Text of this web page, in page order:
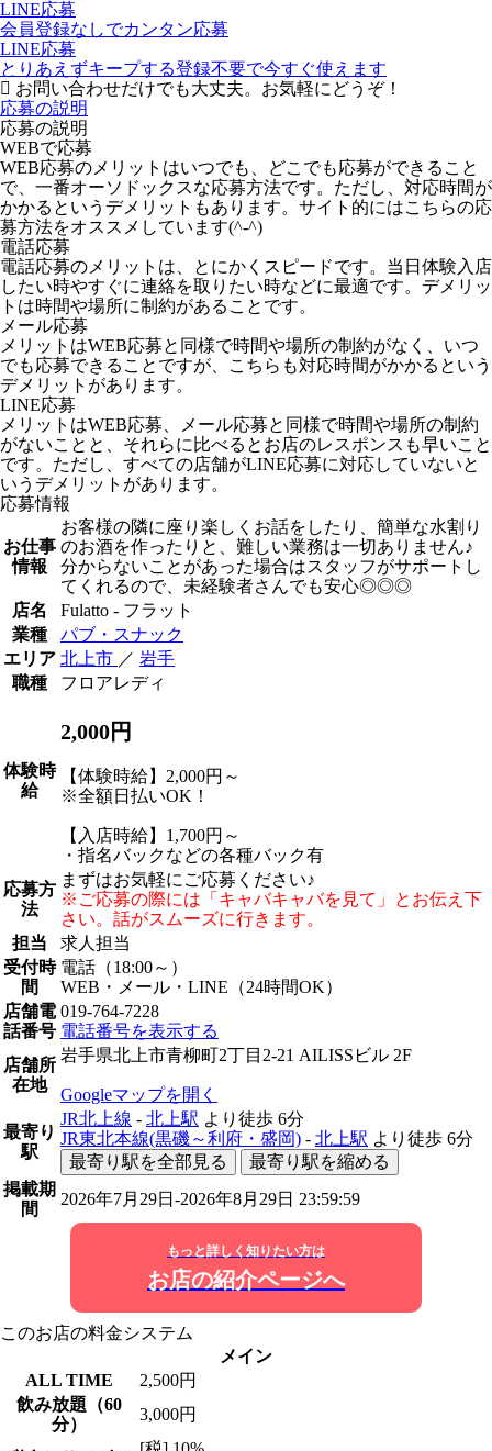
LINE応募
会員登録なしでカンタン応募
LINE応募
とりあえずキープする登録不要で今すぐ使えます
お問い合わせだけでも大丈夫。お気軽にどうぞ！
応募の説明
応募の説明
WEBで応募
WEB応募のメリットはいつでも、どこでも応募ができること
で、一番オーソドックスな応募方法です。ただし、対応時間が
かかるというデメリットもあります。サイト的にはこちらの応
募方法をオススメしています(^-^)
電話応募
電話応募のメリットは、とにかくスピードです。当日体験入店
したい時やすぐに連絡を取りたい時などに最適です。デメリッ
トは時間や場所に制約があることです。
メール応募
メリットはWEB応募と同様で時間や場所の制約がなく、いつ
でも応募できることですが、こちらも対応時間がかかるという
デメリットがあります。
LINE応募
メリットはWEB応募、メール応募と同様で時間や場所の制約
がないことと、それらに比べるとお店のレスポンスも早いこと
です。ただし、すべての店舗がLINE応募に対応していないと
いうデメリットがあります。
応募情報
お仕事
情報
お客様の隣に座り楽しくお話をしたり、簡単な水割り
のお酒を作ったりと、難しい業務は一切ありません♪
分からないことがあった場合はスタッフがサポートし
てくれるので、未経験者さんでも安心◎◎◎
店名
Fulatto - フラット
業種
パブ・スナック
エリア 北上市 ／ 岩手
職種
フロアレディ
体験時
給
2,000円
【体験時給】2,000円～
※全額日払いOK！
【入店時給】1,700円～
・指名バックなどの各種バック有
応募方
法
まずはお気軽にご応募ください♪
※ご応募の際には「キャバキャバを見て」とお伝え下
さい。話がスムーズに行きます。
担当
求人担当
受付時
間
電話（18:00～）
WEB・メール・LINE（24時間OK）
店舗電
話番号
019-764-7228
電話番号を表示する
店舗所
在地
岩手県北上市青柳町2丁目2-21 AILISSビル 2F
Googleマップを開く
最寄り
駅
JR北上線 - 北上駅 より徒歩 6分
JR東北本線(黒磯～利府・盛岡) - 北上駅 より徒歩 6分
最寄り駅を全部見る
最寄り駅を縮める
掲載期
間
2026年7月29日-2026年8月29日 23:59:59
もっと詳しく知りたい方は
お店の紹介ページへ
このお店の料金システム
メイン
ALL TIME
2,500円
飲み放題（60
分）
3,000円